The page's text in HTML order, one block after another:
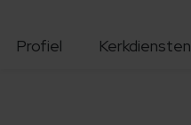
Profiel Kerkdiensten